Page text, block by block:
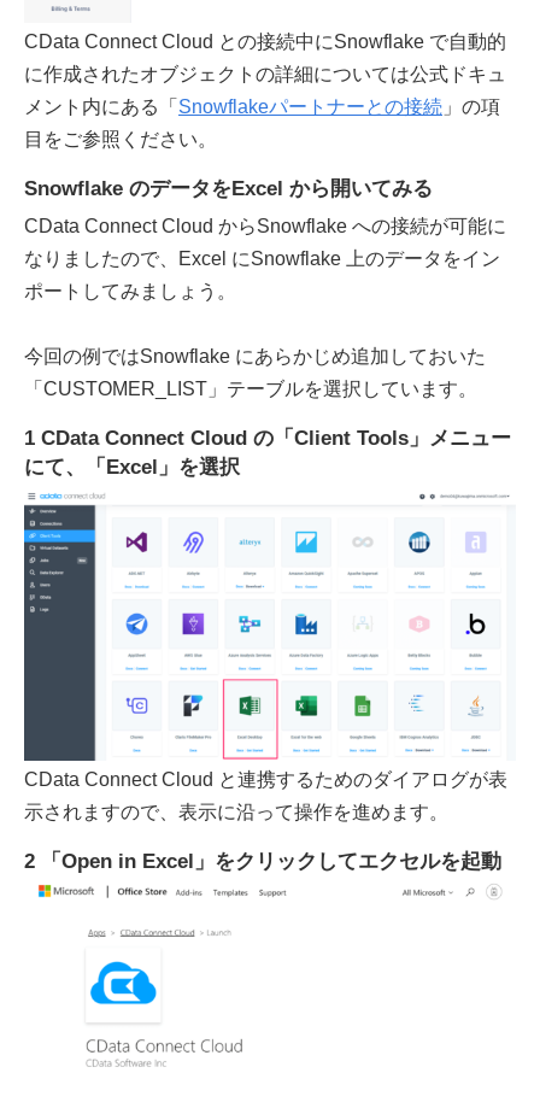
CData Connect Cloud との接続中にSnowflake で自動的
に作成されたオブジェクトの詳細については公式ドキュ
メント内にある「 Snowflakeパートナーとの接続 」の項
目をご参照ください。
Snowflake のデータをExcel から開いてみる
CData Connect Cloud からSnowflake への接続が可能に
なりましたので、Excel にSnowflake 上のデータをイン
ポートしてみましょう。
今回の例ではSnowflake にあらかじめ追加しておいた
「CUSTOMER_LIST」テーブルを選択しています。
1 CData Connect Cloud の「Client Tools」メニュー
にて、「Excel」を選択
CData Connect Cloud と連携するためのダイアログが表
示されますので、表示に沿って操作を進めます。
2 「Open in Excel」をクリックしてエクセルを起動